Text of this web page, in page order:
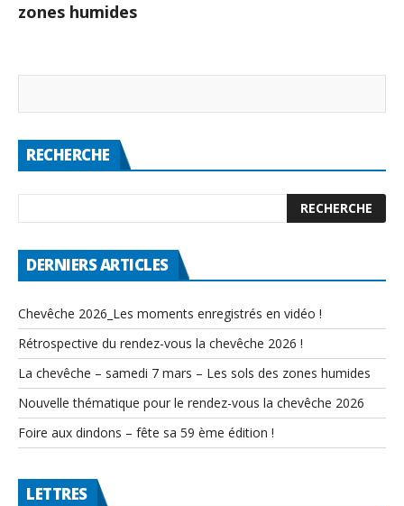
zones humides
RECHERCHE
DERNIERS ARTICLES
Chevêche 2026_Les moments enregistrés en vidéo !
Rétrospective du rendez-vous la chevêche 2026 !
La chevêche – samedi 7 mars – Les sols des zones humides
Nouvelle thématique pour le rendez-vous la chevêche 2026
Foire aux dindons – fête sa 59 ème édition !
LETTRES